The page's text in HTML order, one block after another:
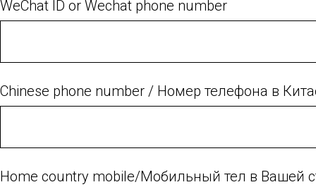
WeChat ID or Wechat phone number
Chinese phone number / Номер телефона в
Home country mobile/Мобильный тел в Вашей